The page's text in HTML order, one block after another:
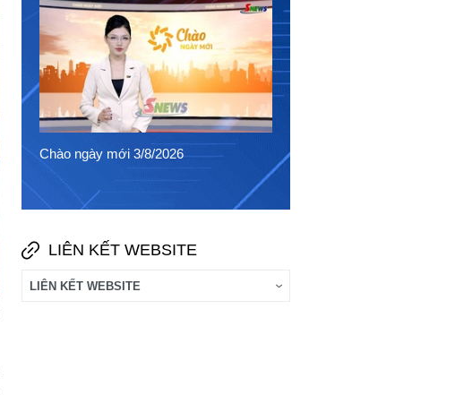
Chào ngày mới 3/8/2026
Chào ngày mới 2/8/2026
LIÊN KẾT WEBSITE